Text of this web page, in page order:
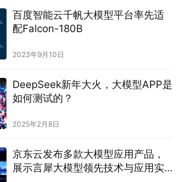
百度智能云千帆大模型平台率先适
配Falcon-180B
2023年9月10日
DeepSeek新年大火，大模型APP是
如何测试的？
2025年2月8日
京东云发布多款大模型应用产品，
展示言犀大模型领先技术与应用实